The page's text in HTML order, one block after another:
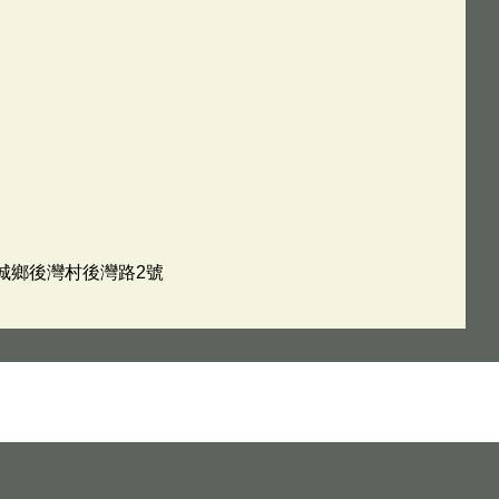
鄉後灣村後灣路2號